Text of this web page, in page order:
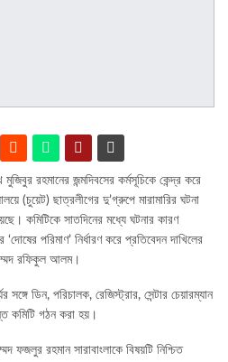
রহমানের জন্মদিবসের কর্মসূচিকে কেন্দ্র করে
(চুয়েট) ছাত্রলীগের দু’গ্রুপে মারামারির ঘটনা
কমিটিকে সাতদিনের মধ্যে ঘটনার কারণ
পরিমাণ’ নির্ধারণ করে প্রতিবেদন দাখিলের
রফিকুল আলম।
সঙ্গে ডিন, পরিচালক, রেজিস্ট্রার, সেন্টার চেয়ারম্যান
কমিটি গঠন করা হয়।
ফজলুর রহমান সারাবাংলাকে বিষয়টি নিশ্চিত